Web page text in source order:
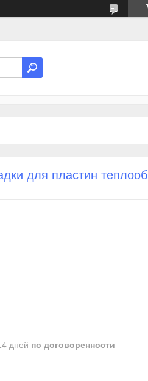
для пластин
дней по договоренности